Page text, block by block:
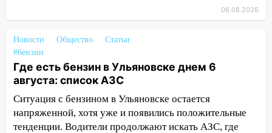
приговор
11:38
полностью уничтожил дачный дом и
сарай
11:38 В Госдуме предложили отменить
ЕГЭ с 2027 года
06.08.2026
Новости Общество
Статьи
#бензин
Где есть бензин в Ульяновске днем 6
августа: список АЗС
Ситуация с бензином в Ульяновске остается
напряженной, хотя уже и появились положительные
тенденции. Водители продолжают искать АЗС, где